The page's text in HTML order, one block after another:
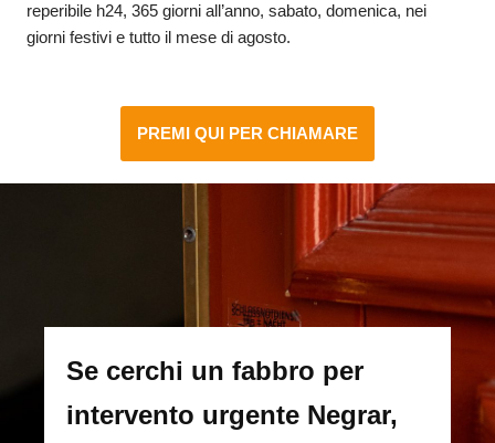
reperibile h24, 365 giorni all’anno, sabato, domenica, nei
giorni festivi e tutto il mese di agosto.
PREMI QUI PER CHIAMARE
Se cerchi un fabbro per
intervento urgente Negrar,